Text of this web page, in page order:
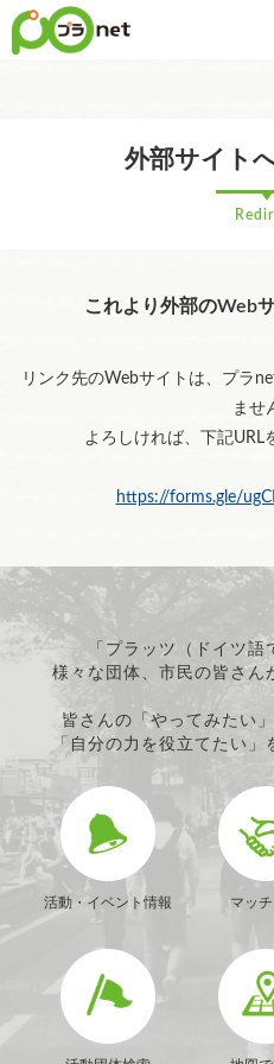
外部サイト
これより外部のWeb
リンク先のWebサイトは、プラ
ませ
よろしければ、下記URL
https://forms.gle/
「プラッツ（ドイツ語
様々な団体、市民の皆さん
皆さんの「やってみたい
「自分の力を役立てたい」
活動・イベント情報 マッ